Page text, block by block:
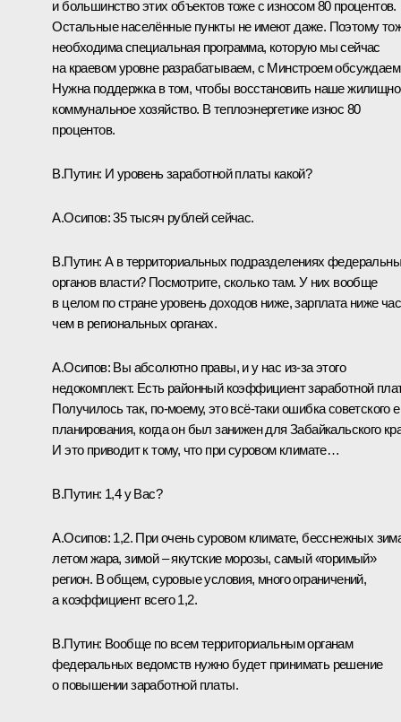
и большинство этих объектов тоже с износом 80 процентов.
Остальные населённые пункты не имеют даже. Поэтому
необходима специальная программа, которую мы сейчас
на краевом уровне разрабатываем, с Минстроем
Нужна поддержка в том, чтобы восстановить наше
коммунальное хозяйство. В теплоэнергетике износ 80
процентов.
В.Путин: И уровень заработной платы какой?
А.Осипов:35 тысяч рублей сейчас.
В.Путин: А в территориальных подразделениях
органов власти? Посмотрите, сколько там. У них вообще
в целом по стране уровень доходов ниже, зарплата ниже
чем в региональных органах.
А.Осипов: Вы абсолютно правы, и у нас из-за этого
недокомплект. Есть районный коэффициент заработной
Получилось так, по-моему, это всё-таки ошибка советского
планирования, когда он был занижен для Забайкальского
И это приводит к тому, что при суровом климате…
В.Путин: 1,4 у Вас?
А.Осипов: 1,2. При очень суровом климате, бесснежных
летом жара, зимой – якутские морозы, самый «горимый»
регион. В общем, суровые условия, много ограничений,
а коэффициент всего 1,2.
В.Путин: Вообще по всем территориальным органам
федеральных ведомств нужно будет принимать решение
о повышении заработной платы.